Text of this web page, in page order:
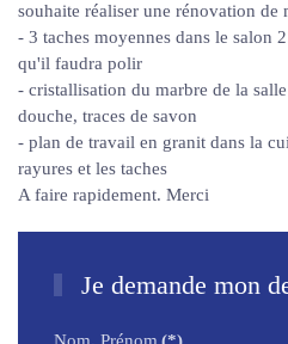
souhaite réaliser une rénovation
- 3 taches moyennes dans le salon
qu'il faudra polir
- cristallisation du marbre de la
douche, traces de savon
- plan de travail en granit dans la
rayures et les taches
A faire rapidement. Merci
Je demande mon